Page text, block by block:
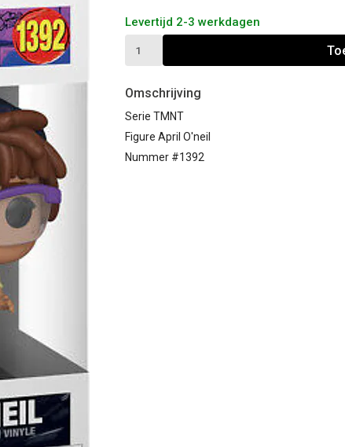
Levertijd 2-3 werkdagen
Omschrijving
Serie TMNT
Figure April O'neil
Nummer #1392